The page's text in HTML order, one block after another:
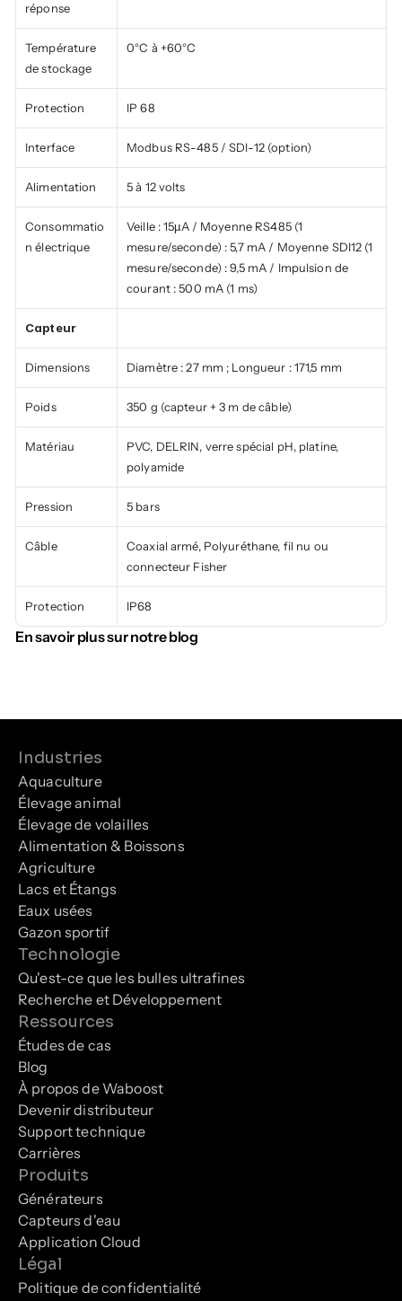
réponse
Température
de stockage
0°C à +60°C
Protection IP 68
Interface Modbus RS-485 / SDI-12 (option)
Alimentation 5 à 12 volts
Consommatio
n électrique
Veille : 15µA / Moyenne RS485 (1
mesure/seconde) : 5,7 mA / Moyenne SDI12 (1
mesure/seconde) : 9,5 mA / Impulsion de
courant : 500 mA (1 ms)
Capteur
Dimensions Diamètre : 27 mm ; Longueur : 171,5 mm
Poids 350 g (capteur + 3 m de câble)
Matériau
PVC, DELRIN, verre spécial pH, platine,
polyamide
Pression 5 bars
Câble
Coaxial armé, Polyuréthane, fil nu ou
connecteur Fisher
Protection IP68
En savoir plus sur notre blog
Industries
Aquaculture
Élevage animal
Élevage de volailles
Alimentation & Boissons
Agriculture
Lacs et Étangs
Eaux usées
Gazon sportif
Technologie
Qu'est-ce que les bulles ultrafines
Recherche et Développement
Ressources
Études de cas
Blog
À propos de Waboost
Devenir distributeur
Support technique
Carrières
Produits
Générateurs
Capteurs d'eau
Application Cloud
Légal
Politique de confidentialité